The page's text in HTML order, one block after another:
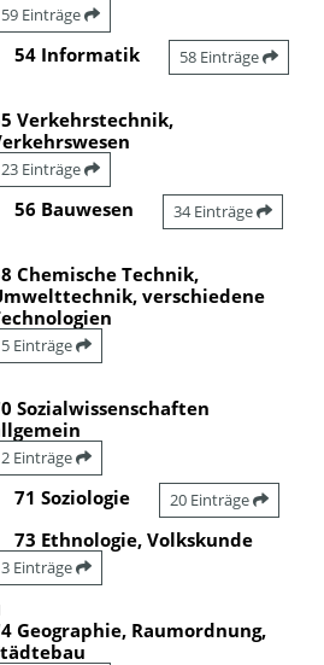
59 Einträge
54 Informatik 58 Einträge
Verkehrstechnik,
23 Einträge
56 Bauwesen 34 Einträge
Chemische Technik,
verschiedene
5 Einträge
Sozialwissenschaften
2 Einträge
71 Soziologie 20 Einträge
73 Ethnologie, Volkskunde
3 Einträge
Geographie, Raumordnung,